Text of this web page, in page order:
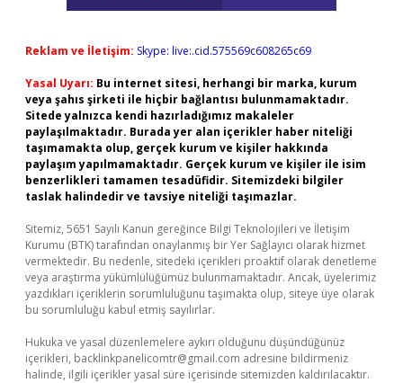
Reklam ve İletişim: Skype: live:.cid.575569c608265c69
Yasal Uyarı: Bu internet sitesi, herhangi bir marka, kurum
veya şahıs şirketi ile hiçbir bağlantısı bulunmamaktadır.
Sitede yalnızca kendi hazırladığımız makaleler
paylaşılmaktadır. Burada yer alan içerikler haber niteliği
taşımamakta olup, gerçek kurum ve kişiler hakkında
paylaşım yapılmamaktadır. Gerçek kurum ve kişiler ile isim
benzerlikleri tamamen tesadüfidir. Sitemizdeki bilgiler
taslak halindedir ve tavsiye niteliği taşımazlar.
Sitemiz, 5651 Sayılı Kanun gereğince Bilgi Teknolojileri ve İletişim
Kurumu (BTK) tarafından onaylanmış bir Yer Sağlayıcı olarak hizmet
vermektedir. Bu nedenle, sitedeki içerikleri proaktif olarak denetleme
veya araştırma yükümlülüğümüz bulunmamaktadır. Ancak, üyelerimiz
yazdıkları içeriklerin sorumluluğunu taşımakta olup, siteye üye olarak
bu sorumluluğu kabul etmiş sayılırlar.
Hukuka ve yasal düzenlemelere aykırı olduğunu düşündüğünüz
içerikleri, backlinkpanelicomtr@gmail.com adresine bildirmeniz
halinde, ilgili içerikler yasal süre içerisinde sitemizden kaldırılacaktır.